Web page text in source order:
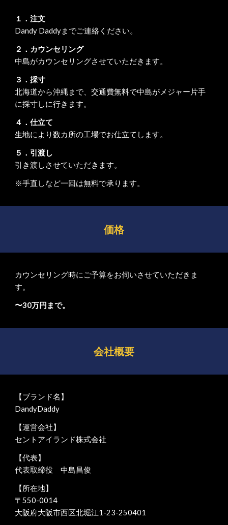
１．注文
Dandy Daddyまでご連絡ください。
２．カウンセリング
中島がカウンセリングさせていただきます。
３．採寸
北海道から沖縄まで、交通費無料で中島がメジャー片手
に採寸しに行きます。
４．仕立て
生地により数カ所の工場でお仕立てします。
５．引渡し
引き渡しさせていただきます。
※手直しなど一回は無料で承ります。
価格
カウンセリング時にご予算をお伺いさせていただきま
す。
〜30万円まで。
会社概要
【ブランド名】
DandyDaddy
【運営会社】
セントアイランド株式会社
【代表】
代表取締役 中島昌俊
【所在地】
〒550-0014
大阪府大阪市西区北堀江1-23-250401